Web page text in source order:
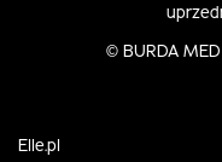
© BURDA
Elle.pl